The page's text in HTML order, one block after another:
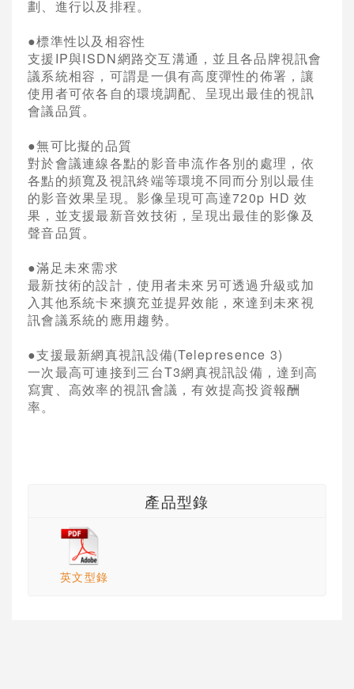
劃、進行以及排程。
●標準性以及相容性
支援IP與ISDN網路交互溝通，並且各品牌視訊會
議系統相容，可謂是一俱有高度彈性的佈署，讓
使用者可依各自的環境調配、呈現出最佳的視訊
會議品質。
●無可比擬的品質
對於會議連線各點的影音串流作各別的處理，依
各點的頻寬及視訊終端等環境不同而分別以最佳
的影音效果呈現。影像呈現可高達720p HD效
果，並支援最新音效技術，呈現出最佳的影像及
聲音品質。
●滿足未來需求
最新技術的設計，使用者未來另可透過升級或加
入其他系統卡來擴充並提昇效能，來達到未來視
訊會議系統的應用趨勢。
●支援最新網真視訊設備(Telepresence 3)
一次最高可連接到三台T3網真視訊設備，達到高
寫實、高效率的視訊會議，有效提高投資報酬
率。
產品型錄
英文型錄